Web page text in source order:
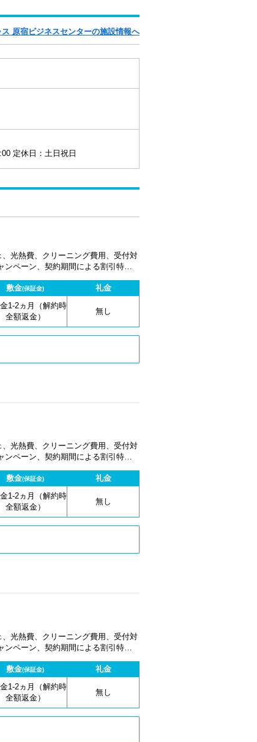
ス 原宿ビジネスセンターの施設情報へ
定休日：土日祝日
光熱費、クリーニング費用、受付対
ンペーン、契約期間による割引特典
敷金(保証金) 礼金
1-2ヵ月（解約時
全額返金）
無し
光熱費、クリーニング費用、受付対
ンペーン、契約期間による割引特典
敷金(保証金) 礼金
1-2ヵ月（解約時
全額返金）
無し
光熱費、クリーニング費用、受付対
ペーン、契約期間による割引特典
敷金(保証金) 礼金
1-2ヵ月（解約時
全額返金）
無し